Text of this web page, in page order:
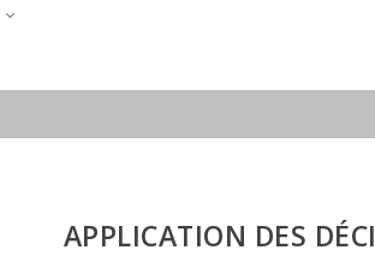
APPLICATION DES